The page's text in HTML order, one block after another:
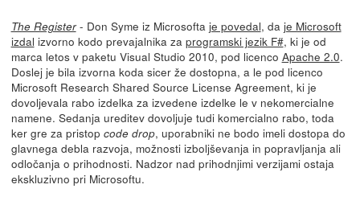
The Register- Don Syme iz Microsofta je povedal, da je Microsoft
izdal izvorno kodo prevajalnika za programski jezik F#, ki je od
marca letos v paketu Visual Studio 2010, pod licenco Apache 2.0.
Doslej je bila izvorna koda sicer že dostopna, a le pod licenco
Microsoft Research Shared Source License Agreement, ki je
dovoljevala rabo izdelka za izvedene izdelke le v nekomercialne
namene. Sedanja ureditev dovoljuje tudi komercialno rabo, toda
ker gre za pristop code drop, uporabniki ne bodo imeli dostopa do
glavnega debla razvoja, možnosti izboljševanja in popravljanja ali
odločanja o prihodnosti. Nadzor nad prihodnjimi verzijami ostaja
ekskluzivno pri Microsoftu.